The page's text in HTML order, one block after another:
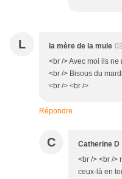
L la mère de la mule
<br /> Avec moi ils
<br /> Bisous du
<br /> <br />
Répondre
C Catherine D
<br /> <br />
ceux-là en